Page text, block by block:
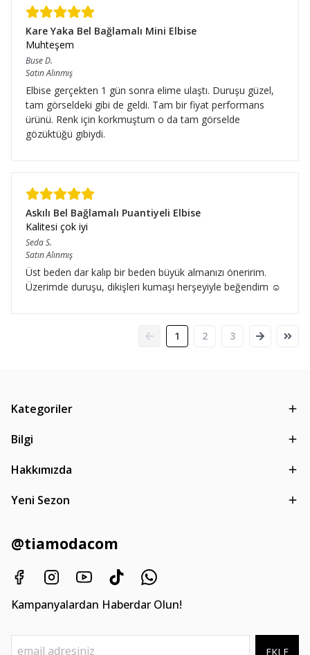
Kare Yaka Bel Bağlamalı Mini Elbise
Muhteşem
BuseD.
Satın Alınmış
Elbise gerçekten 1 gün sonra elime ulaştı. Duruşu güzel,
tam görseldeki gibi de geldi. Tam bir fiyat performans
ürünü. Renk için korkmuştum o da tam görselde
gözüktüğü gibiydi.
Askılı Bel Bağlamalı Puantiyeli Elbise
Kalitesi çok iyi
SedaS.
Satın Alınmış
Üst beden dar kalıp bir beden büyük almanızı öneririm.
Üzerimde duruşu, dikişleri kumaşı herşeyiyle beğendim ☺️
1 2 3
Kategoriler
Bilgi
Hakkımızda
Yeni Sezon
@tiamodacom
Kampanyalardan Haberdar Olun!
EKLE